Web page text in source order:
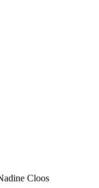
Cloos